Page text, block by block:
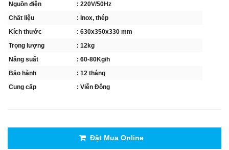
Nguồn điện
: 220V/50Hz
Chất liệu
: Inox, thép
Kích thước
: 630x350x330 mm
Trọng lượng
: 12kg
Năng suất
: 60-80Kg/h
Bảo hành
: 12 tháng
Cung cấp
: Viễn Đông
Đặt Mua Online